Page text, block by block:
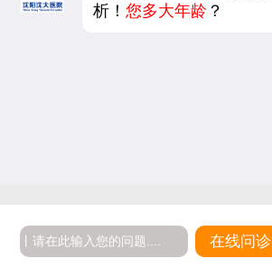
析！您多大年龄 ？
在线问诊